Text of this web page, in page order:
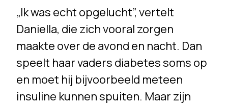
„Ik was echt opgelucht”, vertelt
Daniella, die zich vooral zorgen
maakte over de avond en nacht. Dan
speelt haar vaders diabetes soms op
en moet hij bijvoorbeeld meteen
insuline kunnen spuiten. Maar zijn